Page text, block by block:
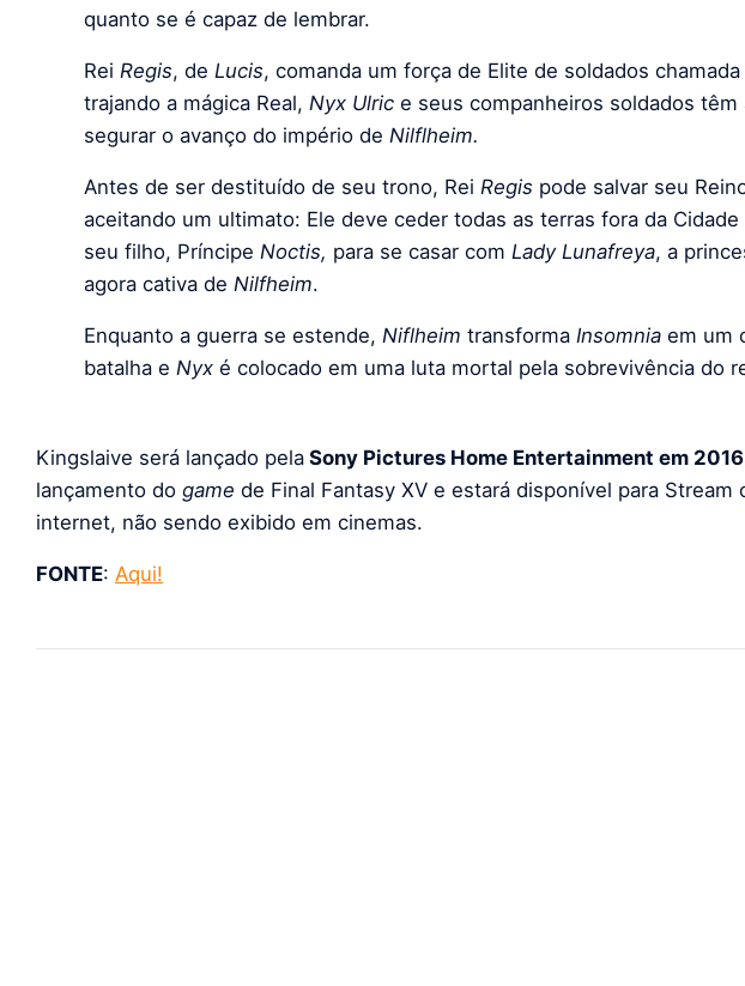
quanto se é capaz de lembrar.
Rei Regis, de Lucis, comanda um força de Elite de soldados chamada
trajando a mágica Real, Nyx Ulric e seus companheiros soldados têm
segurar o avanço do império de Nilflheim.
Antes de ser destituído de seu trono, Rei Regis pode salvar seu
aceitando um ultimato: Ele deve ceder todas as terras fora da
seu filho, Príncipe Noctis, para se casar com Lady Lunafreya, a
agora cativa de Nilfheim.
Enquanto a guerra se estende, Niflheim transforma Insomnia em um
batalha e Nyx é colocado em uma luta mortal pela sobrevivência do
Kingslaive será lançado pela Sony Pictures Home Entertainment em 2016
lançamento do game de Final Fantasy XV e estará disponível para Stream
internet, não sendo exibido em cinemas.
FONTE: Aqui!